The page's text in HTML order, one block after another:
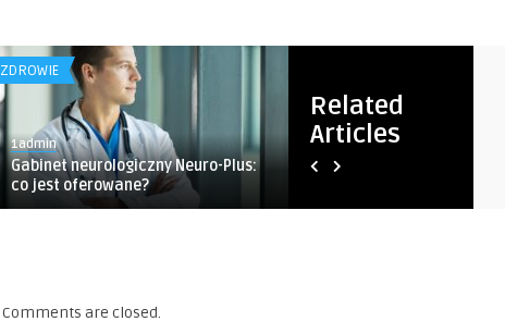
Related
Articles
ZDROWIE
1admin
Gabinet neurologiczny Neuro-Plus:
co jest oferowane?
1admin
Wszawica w domu –
Comments are closed.